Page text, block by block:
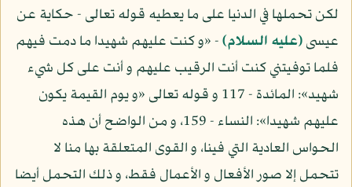
لكن تحملها في الدنيا على ما يعطيه قوله تعالى - حكاية عن
عيسى(عليه السلام)- «و كنت عليهم شهيدا ما دمت فيهم
فلما توفيتني كنت أنت الرقيب عليهم و أنت على كل شيء
شهيد»: المائدة - 117 و قوله تعالى «و يوم القيمة يكون
عليهم شهيدا»: النساء - 159، و من الواضح أن هذه
الحواس العادية التي فينا، و القوى المتعلقة بها منا لا
تتحمل إلا صور الأفعال و الأعمال فقط، و ذلك التحمل أيضا